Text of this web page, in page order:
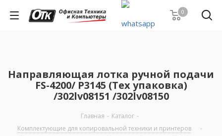
0
Направляющая лотка ручной подачи
FS-4200/ P3145 (Тех упаковка)
/302lv08151 /302lv08150
Главная - Каталог -
Комплектующие для копировальной техники и принтеров
-